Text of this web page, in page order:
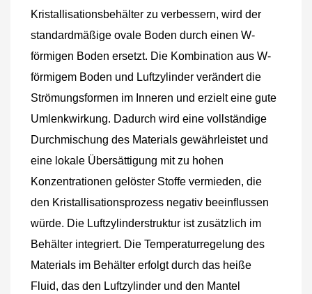
Kristallisationsbehälter zu verbessern, wird der
standardmäßige ovale Boden durch einen W-
förmigen Boden ersetzt. Die Kombination aus W-
förmigem Boden und Luftzylinder verändert die
Strömungsformen im Inneren und erzielt eine gute
Umlenkwirkung. Dadurch wird eine vollständige
Durchmischung des Materials gewährleistet und
eine lokale Übersättigung mit zu hohen
Konzentrationen gelöster Stoffe vermieden, die
den Kristallisationsprozess negativ beeinflussen
würde. Die Luftzylinderstruktur ist zusätzlich im
Behälter integriert. Die Temperaturregelung des
Materials im Behälter erfolgt durch das heiße
Fluid, das den Luftzylinder und den Mantel